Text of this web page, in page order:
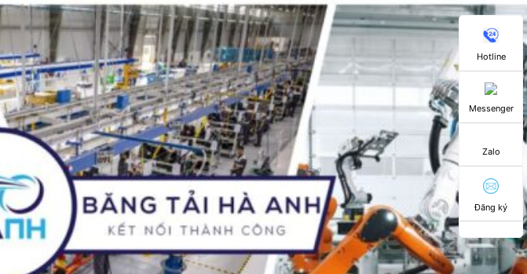
Hotline
Messenger
Zalo
Đăng ký